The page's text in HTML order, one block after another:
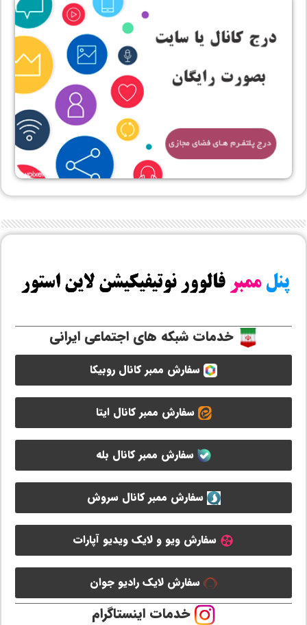
خدمات شبکه های اجتماعی ایرانی
سفارش ممبر کانال روبیکا
سفارش ممبر کانال ایتا
سفارش ممبر کانال بله
سفارش ممبر کانال سروش
سفارش ویو و لایک ویدیو آپارات
سفارش لایک رادیو جوان
خدمات اینستاگرام